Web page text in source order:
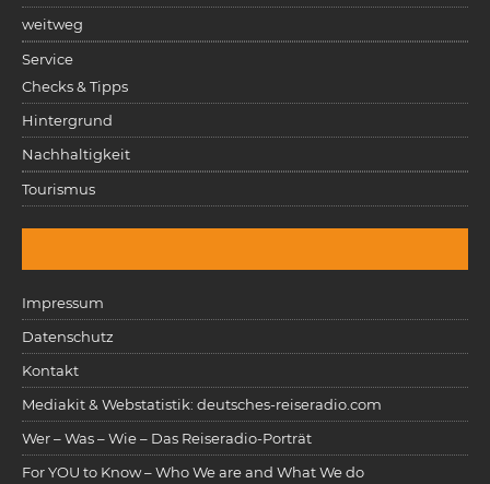
weitweg
Service
Checks & Tipps
Hintergrund
Nachhaltigkeit
Tourismus
Impressum
Datenschutz
Kontakt
Mediakit & Webstatistik: deutsches-reiseradio.com
Wer – Was – Wie – Das Reiseradio-Porträt
For YOU to Know – Who We are and What We do